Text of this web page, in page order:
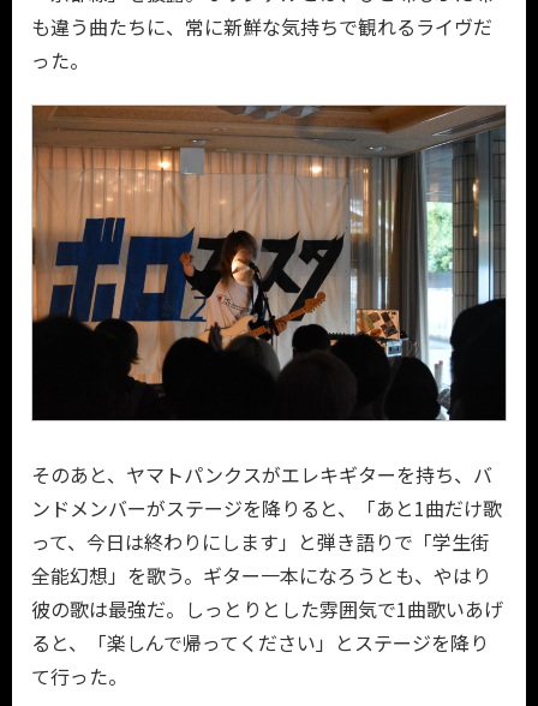
も違う曲たちに、常に新鮮な気持ちで観れるライヴだ
った。
そのあと、ヤマトパンクスがエレキギターを持ち、バ
ンドメンバーがステージを降りると、「あと1曲だけ歌
って、今日は終わりにします」と弾き語りで「学生街
全能幻想」を歌う。ギター一本になろうとも、やはり
彼の歌は最強だ。しっとりとした雰囲気で1曲歌いあげ
ると、「楽しんで帰ってください」とステージを降り
て行った。